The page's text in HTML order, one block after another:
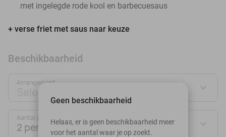
met ingelegde rode kool en barbecuesaus
+ verse friet met saus naar keuze
Beschikbaarheid
Arrangement
Selecteer jouw deal
Aantal personen:
2 personen
Geen beschikbaarheid
Helaas, er is geen beschikbaarheid meer
voor het aantal waar je op zoekt.